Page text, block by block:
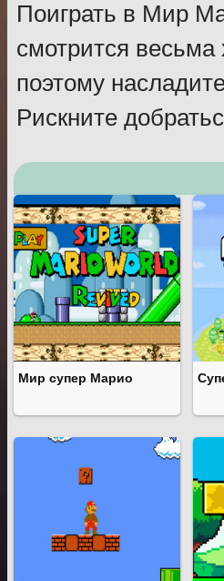
Поиграть в Мир
смотрится
поэтому
Рискните
Мир супер Марио